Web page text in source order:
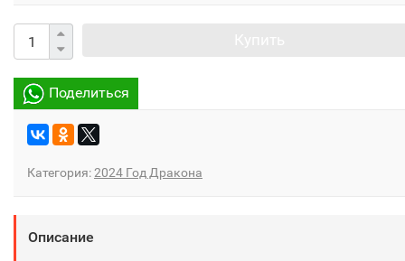
Поделиться
Категория:2024 Год Дракона
Описание